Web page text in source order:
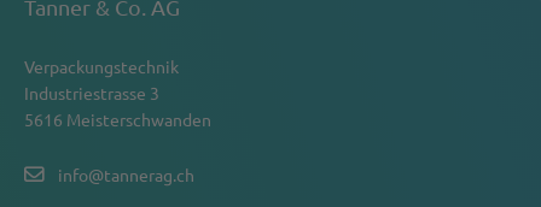
Tanner & Co. AG
Verpackungstechnik
Industriestrasse 3
5616 Meisterschwanden
info@tannerag.ch